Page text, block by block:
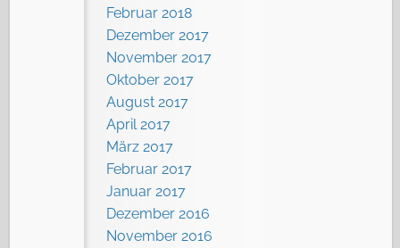
Februar 2018
Dezember 2017
November 2017
Oktober 2017
August 2017
April 2017
März 2017
Februar 2017
Januar 2017
Dezember 2016
November 2016